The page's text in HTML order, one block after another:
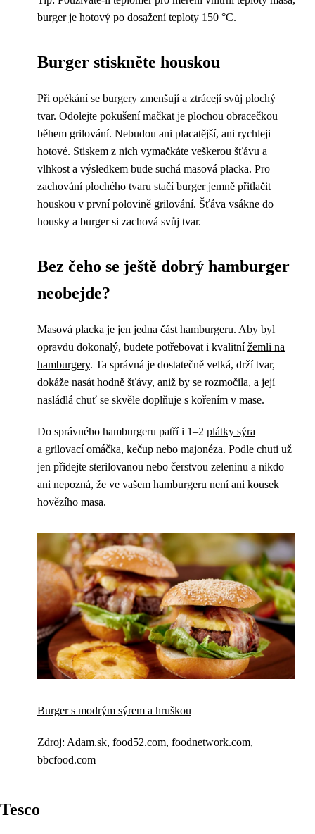
burger je hotový po dosažení teploty 150 °C.
Burger stiskněte houskou
Při opékání se burgery zmenšují a ztrácejí svůj plochý
tvar. Odolejte pokušení mačkat je plochou obracečkou
během grilování. Nebudou ani placatější, ani rychleji
hotové. Stiskem z nich vymačkáte veškerou šťávu a
vlhkost a výsledkem bude suchá masová placka. Pro
zachování plochého tvaru stačí burger jemně přitlačit
houskou v první polovině grilování. Šťáva vsákne do
housky a burger si zachová svůj tvar.
Bez čeho se ještě dobrý hamburger
neobejde?
Masová placka je jen jedna část hamburgeru. Aby byl
opravdu dokonalý, budete potřebovat i kvalitnížemli na
hamburgery. Ta správná je dostatečně velká, drží tvar,
dokáže nasát hodně šťávy, aniž by se rozmočila, a její
nasládlá chuť se skvěle doplňuje s kořením v mase.
Do správného hamburgeru patří i 1–2 plátky sýra
a grilovací omáčka, kečup nebo majonéza. Podle chuti už
jen přidejte sterilovanou nebo čerstvou zeleninu a nikdo
ani nepozná, že ve vašem hamburgeru není ani kousek
hovězího masa.
Burger s modrým sýrem a hruškou
Zdroj: Adam.sk, food52.com, foodnetwork.com,
bbcfood.com
Tesco